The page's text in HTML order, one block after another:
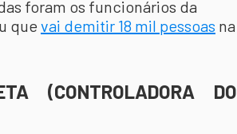
foram os funcionários da
que vai demitir 18 mil pessoas na
(CONTROLADORA DO